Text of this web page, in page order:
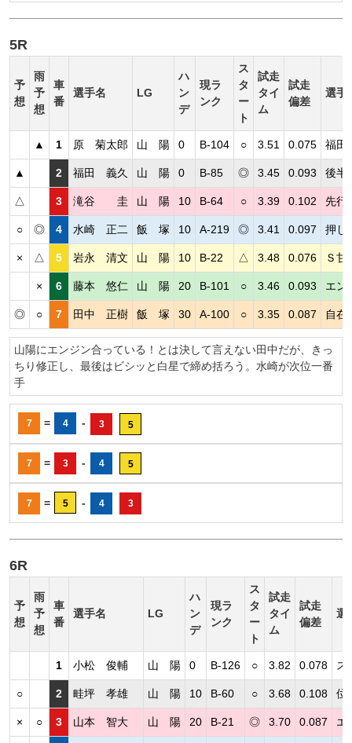
5R
予
想
雨
予
想
車
番
選手名 LG
ハ
ン
デ
現ラ
ンク
ス
タ
ー
ト
試走
タイ
ム
試走
偏差
選手
▲ 1 原 菊太郎 山 陽 0 B-104 ○ 3.51 0.075 福田
▲ 2 福田 義久 山 陽 0 B-85 ◎ 3.45 0.093 後半
△ 3 滝谷 圭 山 陽 10 B-64 ○ 3.39 0.102 先行
○ ◎ 4 水崎 正二 飯 塚 10 A-219 ◎ 3.41 0.097 押し
× △ 5 岩永 清文 山 陽 10 B-22 △ 3.48 0.076 Ｓ甘
× 6 藤本 悠仁 山 陽 20 B-101 ○ 3.46 0.093 エン
◎ ○ 7 田中 正樹 飯 塚 30 A-100 ○ 3.35 0.087 自在
山陽にエンジン合っている！とは決して言えない田中だが、きっ
ちり修正し、最後はビシッと白星で締め括ろう。水崎が次位一番
手
7 = 4 - 3 5
7 = 3 - 4 5
7 = 5 - 4 3
6R
予
想
雨
予
想
車
番
選手名 LG
ハ
ン
デ
現ラ
ンク
ス
タ
ー
ト
試走
タイ
ム
試走
偏差
選
1 小松 俊輔 山 陽 0 B-126 ○ 3.82 0.078 ス
○ 2 畦坪 孝雄 山 陽 10 B-60 ○ 3.68 0.108 位
× ○ 3 山本 智大 山 陽 20 B-21 ◎ 3.70 0.087 エ